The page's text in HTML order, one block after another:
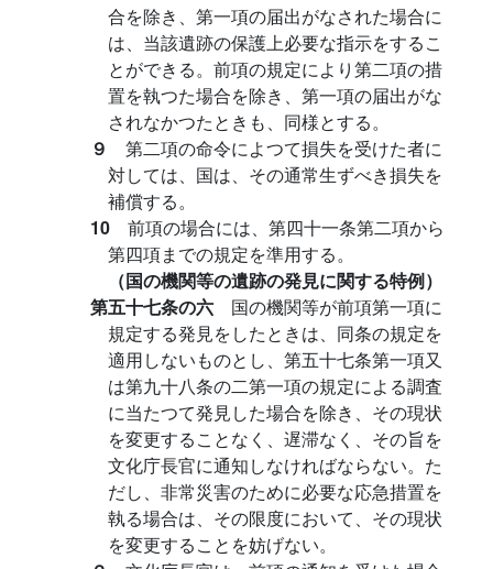
合を除き、第一項の届出がなされた場合に
は、当該遺跡の保護上必要な指示をするこ
とができる。前項の規定により第二項の措
置を執つた場合を除き、第一項の届出がな
されなかつたときも、同様とする。
９ 第二項の命令によつて損失を受けた者に
対しては、国は、その通常生ずべき損失を
補償する。
10 前項の場合には、第四十一条第二項から
第四項までの規定を準用する。
（国の機関等の遺跡の発見に関する特例）
第五十七条の六 国の機関等が前項第一項に
規定する発見をしたときは、同条の規定を
適用しないものとし、第五十七条第一項又
は第九十八条の二第一項の規定による調査
に当たつて発見した場合を除き、その現状
を変更することなく、遅滞なく、その旨を
文化庁長官に通知しなければならない。た
だし、非常災害のために必要な応急措置を
執る場合は、その限度において、その現状
を変更することを妨げない。